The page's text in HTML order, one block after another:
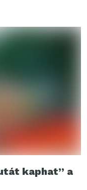
kaphat” a